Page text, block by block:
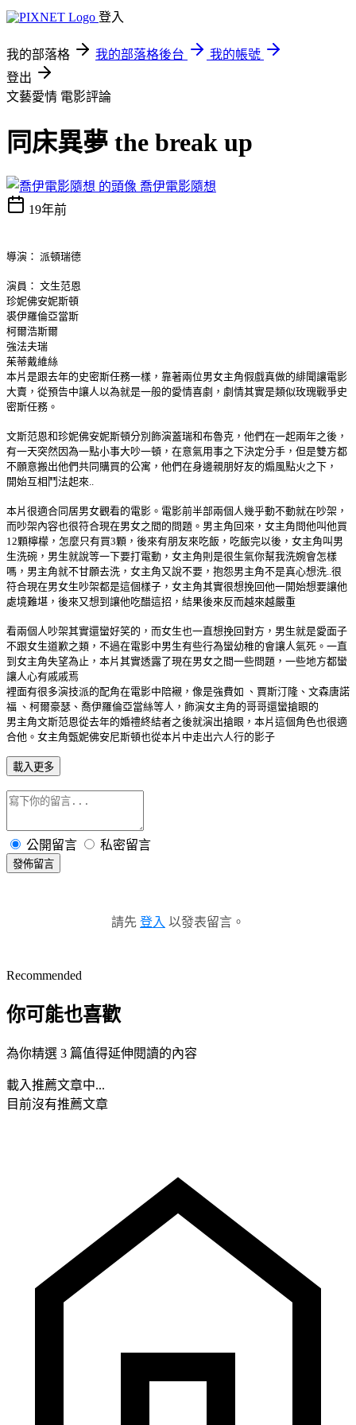
登入
我的部落格 我的部落格後台
我的帳號
登出
文藝愛情 電影評論
同床異夢 the break up
喬伊電影隨想
19年前
導演： 派頓瑞德
演員： 文生范恩
珍妮佛安妮斯頓
裘伊羅倫亞當斯
柯爾浩斯爾
強法夫瑞
茱蒂戴維絲
本片是跟去年的史密斯任務一樣，靠著兩位男女主角假戲真做的緋聞讓電影
大賣，從預告中讓人以為就是一般的愛情喜劇，劇情其實是類似玫瑰戰爭史
密斯任務。
文斯范恩和珍妮佛安妮斯頓分別飾演蓋瑞和布魯克，他們在一起兩年之後，
有一天突然因為一點小事大吵一頓，在意氣用事之下決定分手，但是雙方都
不願意搬出他們共同購買的公寓，他們在身邊親朋好友的煽風點火之下，
開始互相鬥法起來..
本片很適合同居男女觀看的電影。電影前半部兩個人幾乎動不動就在吵架，
而吵架內容也很符合現在男女之間的問題。男主角回來，女主角問他叫他買
12顆檸檬，怎麼只有買3顆，後來有朋友來吃飯，吃飯完以後，女主角叫男
生洗碗，男生就說等一下要打電動，女主角則是很生氣你幫我洗婉會怎樣
嗎，男主角就不甘願去洗，女主角又說不要，抱怨男主角不是真心想洗..很
符合現在男女生吵架都是這個樣子，女主角其實很想挽回他一開始想要讓他
處境難堪，後來又想到讓他吃醋這招，結果後來反而越來越嚴重
看兩個人吵架其實還蠻好笑的，而女生也一直想挽回對方，男生就是愛面子
不跟女生道歉之類，不過在電影中男生有些行為蠻幼稚的會讓人氣死。一直
到女主角失望為止，本片其實透露了現在男女之間一些問題，一些地方都蠻
讓人心有戚戚焉
裡面有很多演技派的配角在電影中陪襯，像是強費如 、賈斯汀隆、文森唐諾
福 、柯爾豪瑟、喬伊羅倫亞當絲等人，飾演女主角的哥哥還蠻搶眼的
男主角文斯范恩從去年的婚禮終結者之後就演出搶眼，本片這個角色也很適
合他。女主角甄妮佛安尼斯頓也從本片中走出六人行的影子
載入更多
公開留言 私密留言
發佈留言
請先 登入 以發表留言。
Recommended
你可能也喜歡
為你精選 3 篇值得延伸閱讀的內容
載入推薦文章中...
目前沒有推薦文章